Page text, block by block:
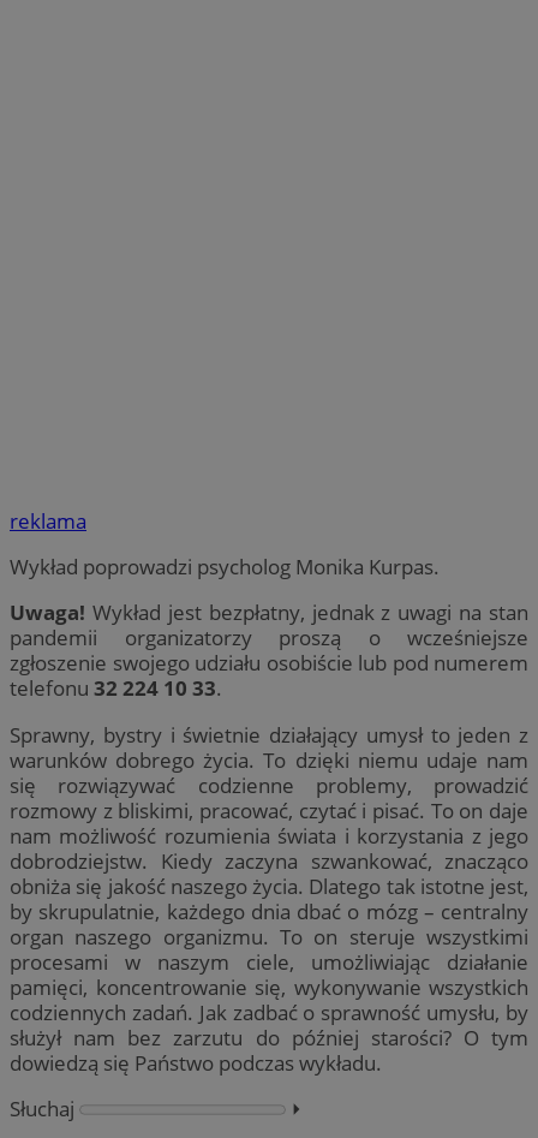
reklama
Wykład poprowadzi psycholog Monika Kurpas.
Uwaga! Wykład jest bezpłatny, jednak z uwagi na stan
pandemii organizatorzy proszą o wcześniejsze
zgłoszenie swojego udziału osobiście lub pod numerem
telefonu 32 224 10 33.
Sprawny, bystry i świetnie działający umysł to jeden z
warunków dobrego życia. To dzięki niemu udaje nam
się rozwiązywać codzienne problemy, prowadzić
rozmowy z bliskimi, pracować, czytać i pisać. To on daje
nam możliwość rozumienia świata i korzystania z jego
dobrodziejstw. Kiedy zaczyna szwankować, znacząco
obniża się jakość naszego życia. Dlatego tak istotne jest,
by skrupulatnie, każdego dnia dbać o mózg – centralny
organ naszego organizmu. To on steruje wszystkimi
procesami w naszym ciele, umożliwiając działanie
pamięci, koncentrowanie się, wykonywanie wszystkich
codziennych zadań. Jak zadbać o sprawność umysłu, by
służył nam bez zarzutu do później starości? O tym
dowiedzą się Państwo podczas wykładu.
Słuchaj
⏵︎